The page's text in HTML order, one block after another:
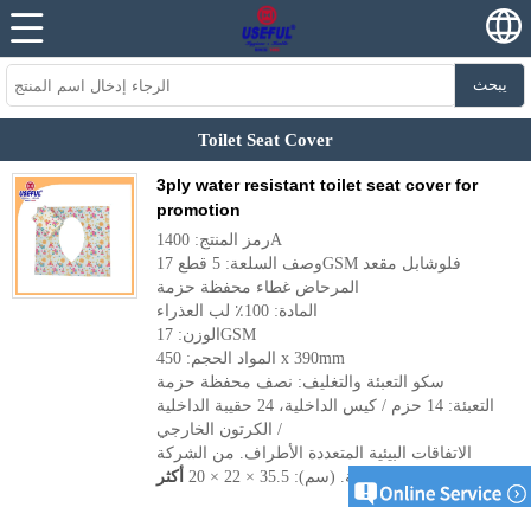
يبحث
Toilet Seat Cover
3ply water resistant toilet seat cover for
promotion
رمز المنتج: 1400A
وصف السلعة: 5 قطع 17GSM فلوشابل مقعد
المرحاض غطاء محفظة حزمة
المادة: 100٪ لب العذراء
الوزن: 17GSM
المواد الحجم: 450 x 390mm
سكو التعبئة والتغليف: نصف محفظة حزمة
التعبئة: 14 حزم / كيس الداخلية، 24 حقيبة الداخلية
/ الكرتون الخارجي
الاتفاقات البيئية المتعددة الأطراف. من الشركة
التونسية للملاحة. (سم): 35.5 × 22 × 20
أكثر